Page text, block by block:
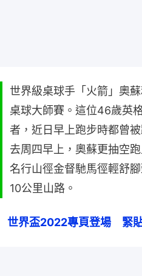
世界級桌球手「火箭」奧
桌球大師賽。這位46歲英
者，近日早上跑步時都曾
去周四早上，奧蘇更抽空
名行山徑金督馳馬徑輕舒
10公里山路。
世界盃2022專頁登場　緊